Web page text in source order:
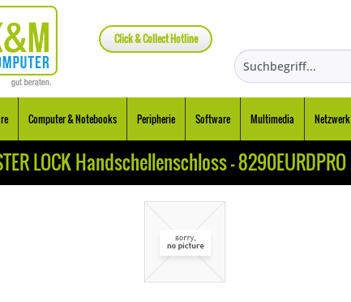
Click & Collect Hotline
Computer & Notebooks Peripherie Software Multimedia Netzwerk
LOCK Handschellenschloss - 8290EURDPRO